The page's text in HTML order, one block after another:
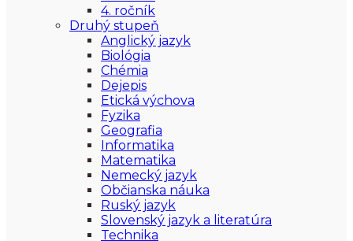
4. ročník
Druhý stupeň
Anglický jazyk
Biológia
Chémia
Dejepis
Etická výchova
Fyzika
Geografia
Informatika
Matematika
Nemecký jazyk
Občianska náuka
Ruský jazyk
Slovenský jazyk a literatúra
Technika